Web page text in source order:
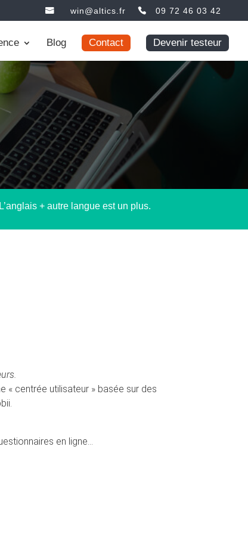
win@altics.fr 09 72 46 03 42
Blog Contact Devenir testeur
+ autre langue est un plus.
« centrée utilisateur » basée sur des
en ligne…